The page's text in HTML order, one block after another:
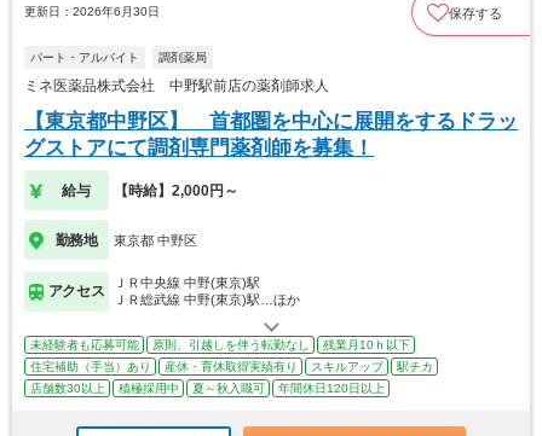
更新日：2026年6月30日 保存する
パート・アルバイト 調剤薬局
ミネ医薬品株式会社 中野駅前店の薬剤師求人
【東京都中野区】 首都圏を中心に展開をするドラッ
グストアにて調剤専門薬剤師を募集！
給与 【時給】2,000円～
勤務地 東京都 中野区
アクセス
ＪＲ中央線 中野(東京)駅
ＪＲ総武線 中野(東京)駅…ほか
未経験者も応募可能 原則、引越しを伴う転勤なし
残業月10ｈ以下
住宅補助（手当）あり
産休・育休取得実績有り スキルアップ
駅チカ
店舗数30以上
積極採用中 夏～秋入職可 年間休日120日以上